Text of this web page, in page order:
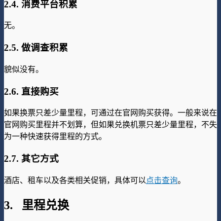
2.4. 消费平台积累
无。
2.5. 做调查积累
貌似没有。
2.6. 直接购买
如果换票只差少量里程，可通过在官网购买获得。一般来说在
官网购买里程并不划算，但如果兑换机票只差少量里程，不失
为一种快速获得里程的方式。
2.7. 其它方式
酒店、租车以及各类相关促销，具体可以点击查询。
3. 里程兑换